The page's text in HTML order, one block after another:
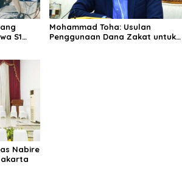
S1
Mohammad Toha: Usulan
Penggunaan Dana Zakat untuk
Nabire